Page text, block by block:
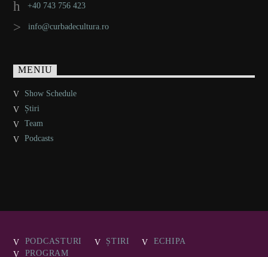
+40 743 756 423
info@curbadecultura.ro
MENIU
Show Schedule
Știri
Team
Podcasts
PODCASTURI ȘTIRI
ECHIPA
PROGRAM